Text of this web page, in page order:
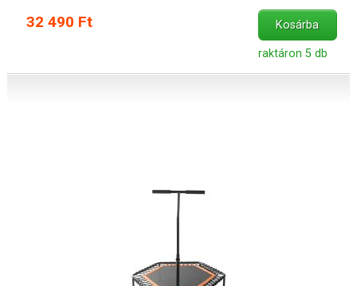
32 490 Ft Kosárba
raktáron 5 db